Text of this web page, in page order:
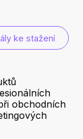
ke stažení
obchodních